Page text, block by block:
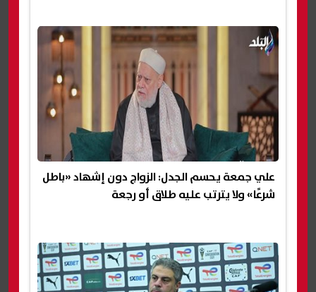
علي جمعة يحسم الجدل: الزواج دون إشهاد «باطل
شرعًا» ولا يترتب عليه طلاق أو رجعة